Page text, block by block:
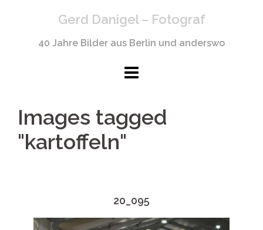
Gerd Danigel – Fotograf
40 Jahre Bilder aus Berlin und anderswo
Images tagged
"kartoffeln"
20_095